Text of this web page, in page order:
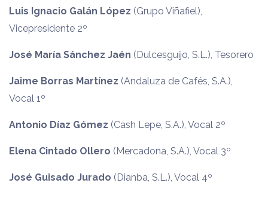
Luis Ignacio Galán López (Grupo Viñafiel),
Vicepresidente 2º
José María Sánchez Jaén (Dulcesguijo, S.L.), Tesorero
Jaime Borras Martínez (Andaluza de Cafés, S.A.),
Vocal 1º
Antonio Díaz Gómez (Cash Lepe, S.A.), Vocal 2º
Elena Cintado Ollero (Mercadona, S.A.), Vocal 3º
José Guisado Jurado (Dianba, S.L.), Vocal 4º